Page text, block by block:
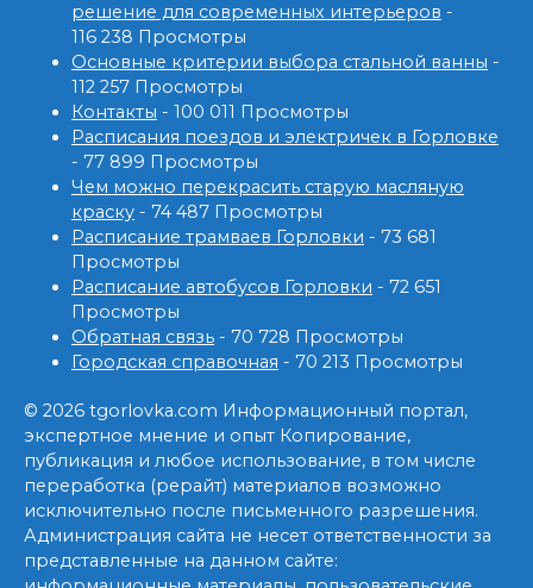
решение для современных интерьеров -
116 238 Просмотры
Основные критерии выбора стальной ванны -
112 257 Просмотры
Контакты - 100 011 Просмотры
Расписания поездов и электричек в Горловке
- 77 899 Просмотры
Чем можно перекрасить старую масляную
краску - 74 487 Просмотры
Расписание трамваев Горловки - 73 681
Просмотры
Расписание автобусов Горловки - 72 651
Просмотры
Обратная связь - 70 728 Просмотры
Городская справочная - 70 213 Просмотры
© 2026 tgorlovka.com Информационный портал,
экспертное мнение и опыт Копирование,
публикация и любое использование, в том числе
переработка (рерайт) материалов возможно
исключительно после письменного разрешения.
Администрация сайта не несет ответственности за
представленные на данном сайте: